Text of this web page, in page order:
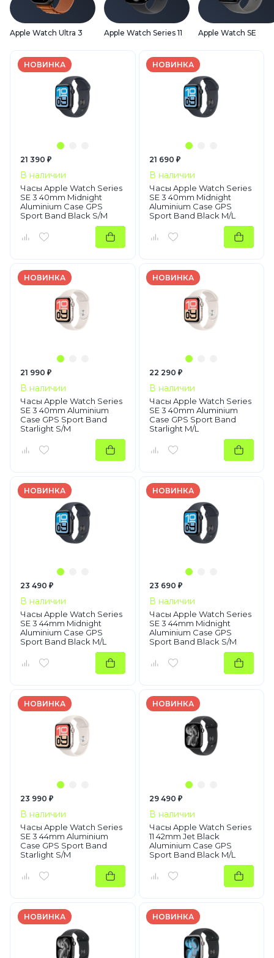
Apple Watch Ultra 3 Apple Watch Series 11 Apple Watch SE
НОВИНКА
21 390 ₽
В наличии
Часы Apple Watch Series
SE 3 40mm Midnight
Aluminium Case GPS
Sport Band Black S/M
НОВИНКА
21 690 ₽
В наличии
Часы Apple Watch Series
SE 3 40mm Midnight
Aluminium Case GPS
Sport Band Black M/L
НОВИНКА
21 990 ₽
В наличии
Часы Apple Watch Series
SE 3 40mm Aluminium
Case GPS Sport Band
Starlight S/M
НОВИНКА
22 290 ₽
В наличии
Часы Apple Watch Series
SE 3 40mm Aluminium
Case GPS Sport Band
Starlight M/L
НОВИНКА
23 490 ₽
В наличии
Часы Apple Watch Series
SE 3 44mm Midnight
Aluminium Case GPS
Sport Band Black M/L
НОВИНКА
23 690 ₽
В наличии
Часы Apple Watch Series
SE 3 44mm Midnight
Aluminium Case GPS
Sport Band Black S/M
НОВИНКА
23 990 ₽
В наличии
Часы Apple Watch Series
SE 3 44mm Aluminium
Case GPS Sport Band
Starlight S/M
НОВИНКА
29 490 ₽
В наличии
Часы Apple Watch Series
11 42mm Jet Black
Aluminium Case GPS
Sport Band Black M/L
НОВИНКА НОВИНКА